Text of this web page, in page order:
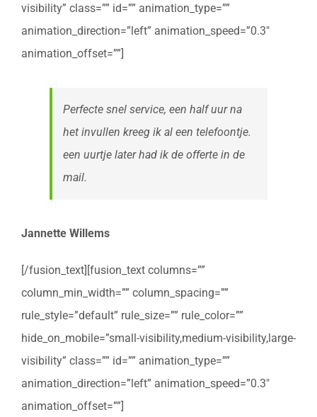
visibility” class=”” id=”” animation_type=””
animation_direction=”left” animation_speed=”0.3″
animation_offset=””]
Perfecte snel service, een half uur na
het invullen kreeg ik al een telefoontje.
een uurtje later had ik de offerte in de
mail.
Jannette Willems
[/fusion_text][fusion_text columns=””
column_min_width=”” column_spacing=””
rule_style=”default” rule_size=”” rule_color=””
hide_on_mobile=”small-visibility,medium-visibility,large-
visibility” class=”” id=”” animation_type=””
animation_direction=”left” animation_speed=”0.3″
animation_offset=””]